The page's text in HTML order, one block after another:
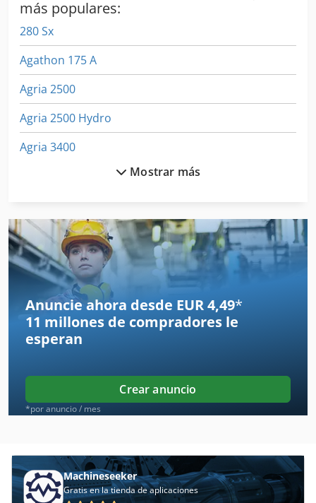
más populares:
280 Sx
Agathon 175 A
Agria 2500
Agria 2500 Hydro
Agria 3400
Agria 9600
Amazone Ad 302
Amazone Ad 303
Amazone Ad 402
Amazone Dl 275
Amazone Ed 451 K
Amazone Ed 601 K
Amazone Ke 302
Amazone Ug 2200
Mostrar más
Anuncie ahora desde EUR 4,49*
11 millones de compradores le
esperan
Crear anuncio
*por anuncio / mes
Machineseeker
Gratis en la tienda de aplicaciones